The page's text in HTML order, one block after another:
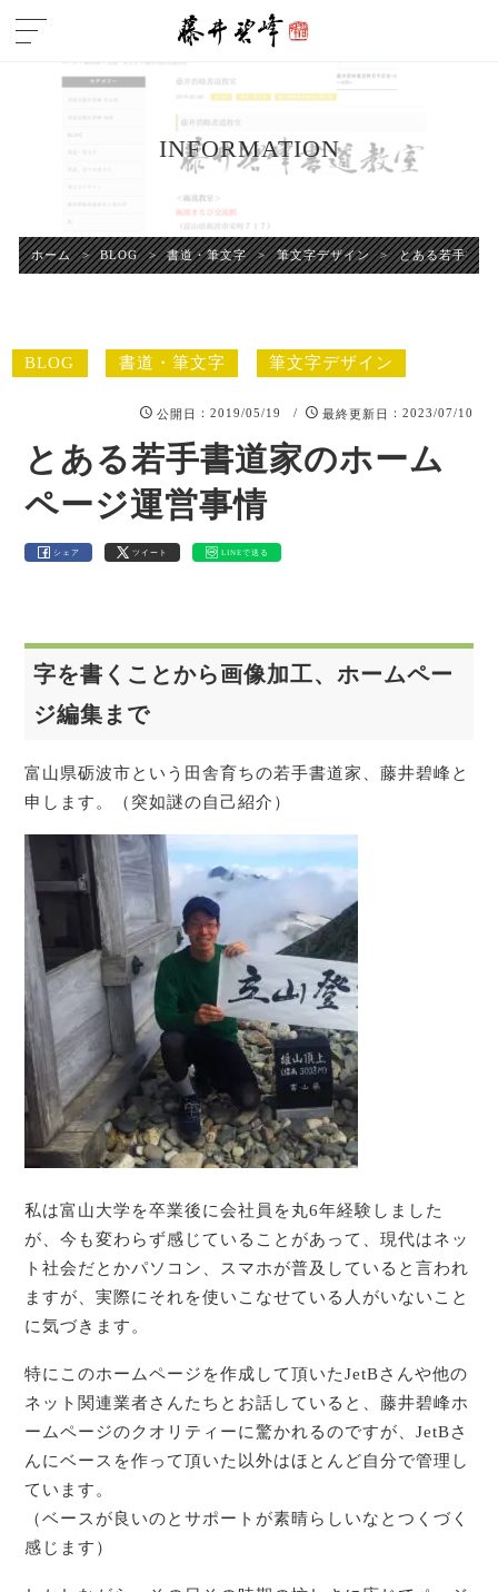
INFORMATION
ホーム > BLOG > 書道・筆文字 > 筆文字デザイン > とある若手書道
BLOG 書道・筆文字 筆文字デザイン
公開日 ：2019/05/19 / 最終更新日 ：2023/07/10
とある若手書道家のホーム
ページ運営事情
シェア ツイート LINEで送る
字を書くことから画像加工、ホームペー
ジ編集まで
富山県砺波市という田舎育ちの若手書道家、藤井碧峰と
申します。（突如謎の自己紹介）
私は富山大学を卒業後に会社員を丸6年経験しました
が、今も変わらず感じていることがあって、現代はネッ
ト社会だとかパソコン、スマホが普及していると言われ
ますが、実際にそれを使いこなせている人がいないこと
に気づきます。
特にこのホームページを作成して頂いたJetBさんや他の
ネット関連業者さんたちとお話していると、藤井碧峰ホ
ームページのクオリティーに驚かれるのですが、JetBさ
んにベースを作って頂いた以外はほとんど自分で管理し
ています。
（ベースが良いのとサポートが素晴らしいなとつくづく
感じます）